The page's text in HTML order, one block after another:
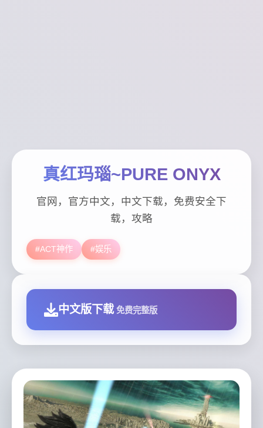
真红玛瑙~PURE ONYX
官网，官方中文，中文下载，免费安全下
载，攻略
#ACT神作 #娱乐
中文版下载 免费完整版